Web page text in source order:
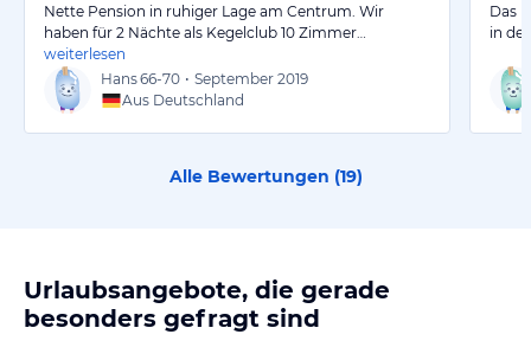
Nette Pension in ruhiger Lage am Centrum. Wir
haben für 2 Nächte als Kegelclub 10 Zimmer…
weiterlesen
Hans66-70 • September 2019
Aus Deutschland
Das
in
Alle Bewertungen (19)
Urlaubsangebote, die gerade
besonders gefragt sind